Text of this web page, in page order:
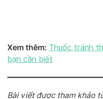
Xem thêm: Thuốc tránh
bạn cần biết
Bài viết được tham khảo